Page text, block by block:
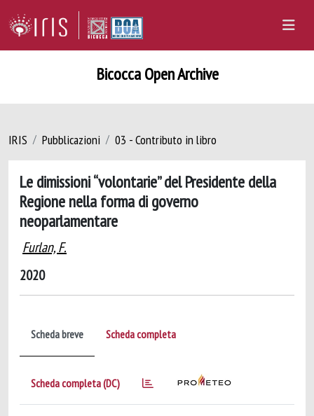
Bicocca Open Archive
IRIS Pubblicazioni 03 - Contributo in libro
Le dimissioni “volontarie” del Presidente della
Regione nella forma di governo
neoparlamentare
Furlan, F.
2020
Scheda breve Scheda completa
Scheda completa (DC)